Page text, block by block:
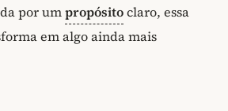
por umpropósitoclaro, essa
em algo ainda mais